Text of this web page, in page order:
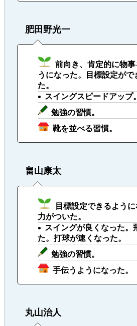
肥田野光一
前向き、肯定的に物
うになった。目標設定がで
た。
スイングスピードアップ。
勉強の習慣。
靴を並べる習慣。
畠山康太
目標設定できるよう
力がついた。
スイングが良くなった。
た。打球が速くなった。
勉強の習慣。
手伝うようになった。
丸山治人